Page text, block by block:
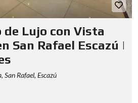
Lujo con Vista
San Rafael Escazú |
Rafael, Escazú